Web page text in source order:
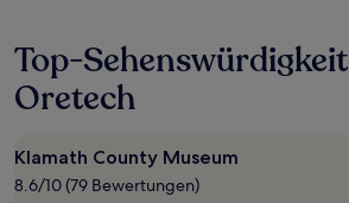
letzten
24 Stunden
für
einen
mit
1 Übernachtung
Top-
Oretech
Klamath County Museum
8.6/10 (79 Bewertungen)